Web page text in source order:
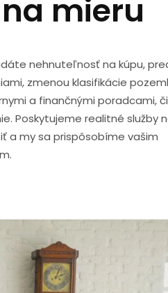
mieru
nehnuteľnosť na kúpu,
zmenou klasifikácie
a finančnými poradcami,
Poskytujeme realitné služby
a my sa prispôsobíme vašim